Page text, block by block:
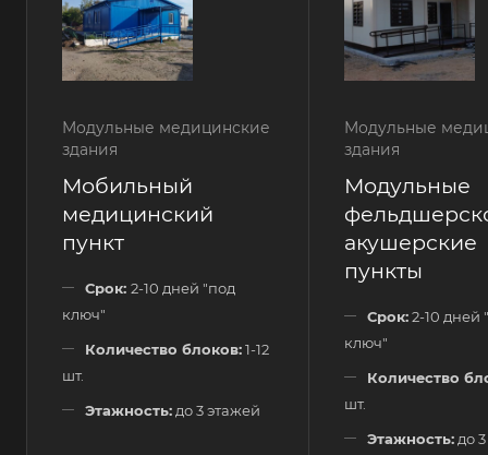
Модульные медицинские
здания
Мобильный
медицинский
пункт
Срок: 2-10 дней "под
ключ"
Количество блоков:1-12
шт.
Этажность: до 3 этажей
Модульные
здания
Модульные
акушерские
пункты
Срок:2-10 дней
ключ"
Количество
шт.
Этажность: до